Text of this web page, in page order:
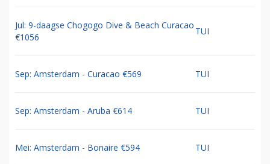
Jul: 9-daagse Chogogo Dive & Beach Curacao
€1056
TUI
Sep: Amsterdam - Curacao €569 TUI
Sep: Amsterdam - Aruba €614 TUI
Mei: Amsterdam - Bonaire €594 TUI